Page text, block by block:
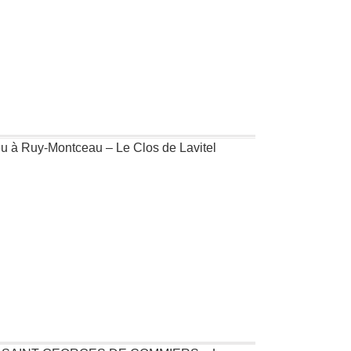
à Ruy-Montceau – Le Clos de Lavitel